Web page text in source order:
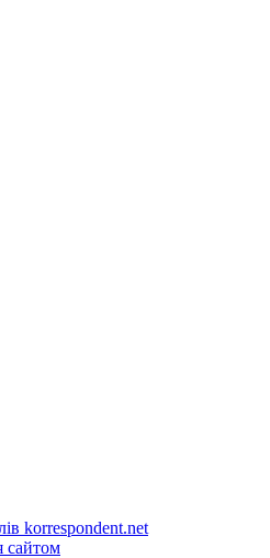
korrespondent.net
сайтом